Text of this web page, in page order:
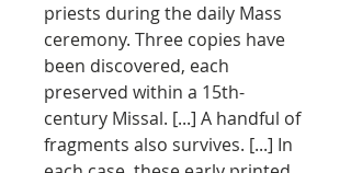
priests during the daily Mass
ceremony. Three copies have
been discovered, each
preserved within a 15th-
century Missal. [...] A handful of
fragments also survives. [...] In